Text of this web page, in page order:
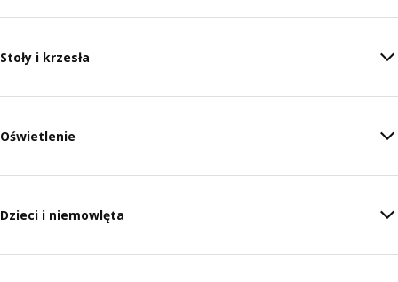
Stoły i krzesła
Oświetlenie
Dzieci i niemowlęta